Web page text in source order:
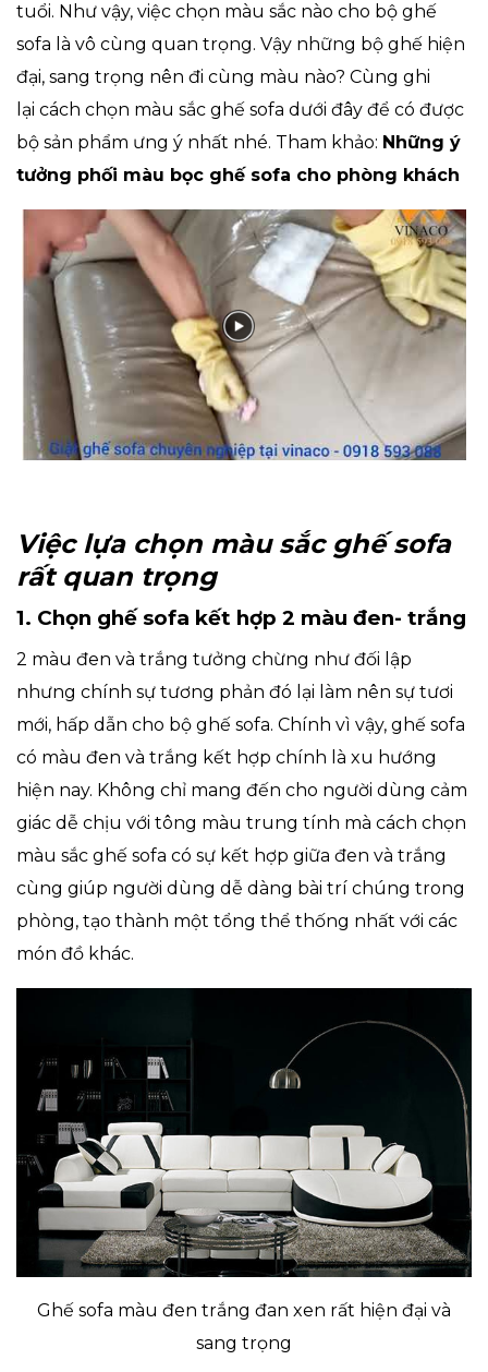
tuổi. Như vậy, việc chọn màu sắc nào cho bộ ghế
sofa là vô cùng quan trọng. Vậy những bộ ghế hiện
đại, sang trọng nên đi cùng màu nào? Cùng ghi
lại cách chọn màu sắc ghế sofa dưới đây để có được
bộ sản phẩm ưng ý nhất nhé. Tham khảo: Những ý
tưởng phối màu bọc ghế sofa cho phòng khách
Việc lựa chọn màu sắc ghế sofa
rất quan trọng
1. Chọn ghế sofa kết hợp 2 màu đen- trắng
2 màu đen và trắng tưởng chừng như đối lập
nhưng chính sự tương phản đó lại làm nên sự tươi
mới, hấp dẫn cho bộ ghế sofa. Chính vì vậy, ghế sofa
có màu đen và trắng kết hợp chính là xu hướng
hiện nay. Không chỉ mang đến cho người dùng cảm
giác dễ chịu với tông màu trung tính mà cách chọn
màu sắc ghế sofa có sự kết hợp giữa đen và trắng
cùng giúp người dùng dễ dàng bài trí chúng trong
phòng, tạo thành một tổng thể thống nhất với các
món đồ khác.
Ghế sofa màu đen trắng đan xen rất hiện đại và
sang trọng